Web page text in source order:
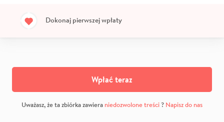
Dokonaj pierwszej wpłaty
Wpłać teraz
Uważasz, że ta zbiórka zawiera niedozwolone treści? Napisz do nas